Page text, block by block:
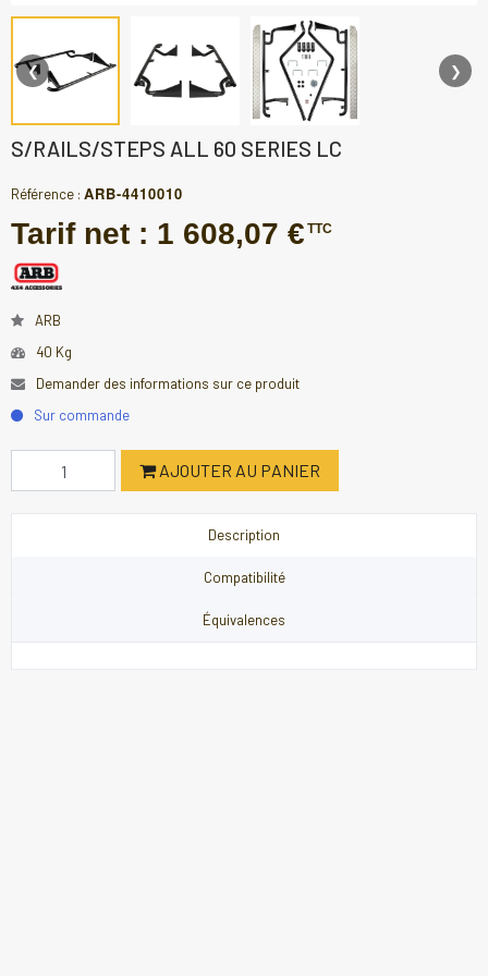
❮ ❯
S/RAILS/STEPS ALL 60 SERIES LC
Référence : ARB-4410010
Tarif net : 1 608,07 € TTC
ARB
40 Kg
Demander des informations sur ce produit
Sur commande
AJOUTER AU PANIER
Description
Compatibilité
Équivalences